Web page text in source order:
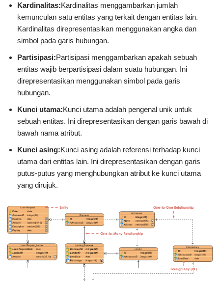
Kardinalitas:Kardinalitas menggambarkan jumlah
kemunculan satu entitas yang terkait dengan entitas lain.
Kardinalitas direpresentasikan menggunakan angka dan
simbol pada garis hubungan.
Partisipasi:Partisipasi menggambarkan apakah sebuah
entitas wajib berpartisipasi dalam suatu hubungan. Ini
direpresentasikan menggunakan simbol pada garis
hubungan.
Kunci utama:Kunci utama adalah pengenal unik untuk
sebuah entitas. Ini direpresentasikan dengan garis bawah di
bawah nama atribut.
Kunci asing:Kunci asing adalah referensi terhadap kunci
utama dari entitas lain. Ini direpresentasikan dengan garis
putus-putus yang menghubungkan atribut ke kunci utama
yang dirujuk.